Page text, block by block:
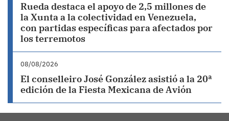
Rueda destaca el apoyo de 2,5 millones de
la Xunta a la colectividad en Venezuela,
con partidas específicas para afectados por
los terremotos
08/08/2026
El conselleiro José González asistió a la 20ª
edición de la Fiesta Mexicana de Avión